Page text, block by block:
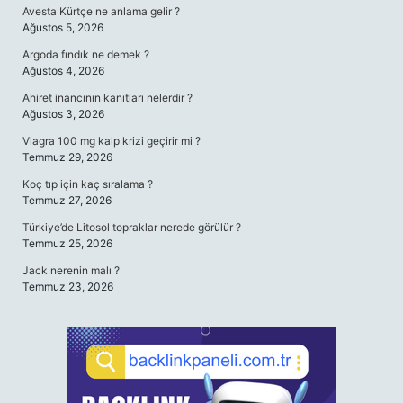
Avesta Kürtçe ne anlama gelir ?
Ağustos 5, 2026
Argoda fındık ne demek ?
Ağustos 4, 2026
Ahiret inancının kanıtları nelerdir ?
Ağustos 3, 2026
Viagra 100 mg kalp krizi geçirir mi ?
Temmuz 29, 2026
Koç tıp için kaç sıralama ?
Temmuz 27, 2026
Türkiye’de Litosol topraklar nerede görülür ?
Temmuz 25, 2026
Jack nerenin malı ?
Temmuz 23, 2026